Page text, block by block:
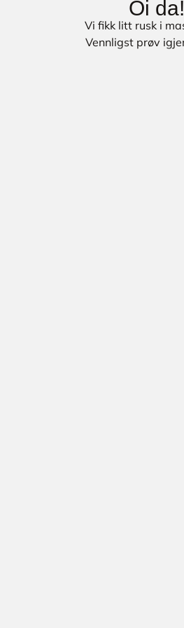
Oi da!
Vi fikk litt rusk i
Vennligst prøv